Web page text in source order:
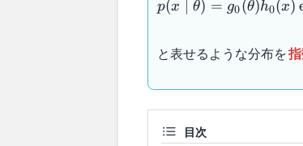
p(x θ) = g0(θ)h0(x)
と表せるような分布を
目次